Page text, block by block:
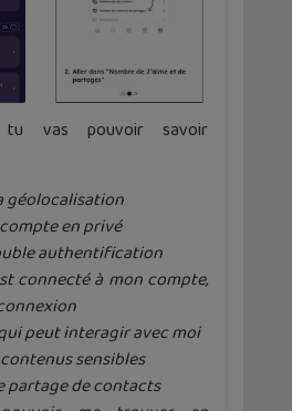
tu vas pouvoir savoir
géolocalisation
en privé
authentification
connecté à mon compte,
peut interagir avec moi
sensibles
partage de contacts